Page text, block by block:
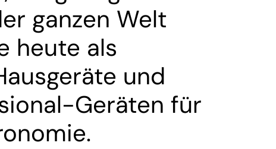
ganzen Welt
heute als
und
Geräten für